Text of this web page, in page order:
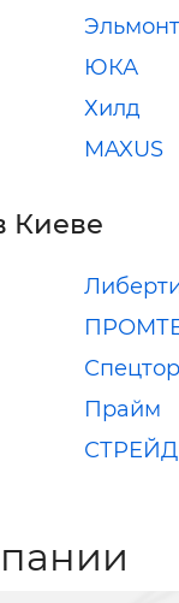
Эльмонт
ЮКА
Хилд
MAXUS
Киеве
Прайм
СТРЕЙД